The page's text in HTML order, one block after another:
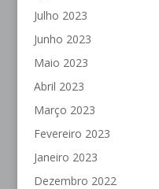
Julho 2023
Junho 2023
Maio 2023
Abril 2023
Março 2023
Fevereiro 2023
Janeiro 2023
Dezembro 2022